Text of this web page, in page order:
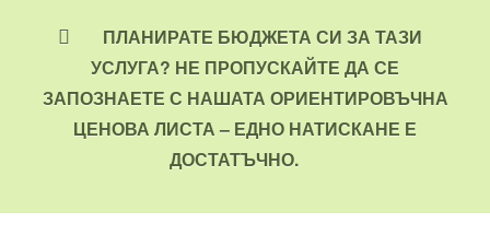
ПЛАНИРАТЕ БЮДЖЕТА СИ ЗА ТАЗИ
УСЛУГА? НЕ ПРОПУСКАЙТЕ ДА СЕ
ЗАПОЗНАЕТЕ С НАШАТА ОРИЕНТИРОВЪЧНА
ЦЕНОВА ЛИСТА – ЕДНО НАТИСКАНЕ Е
ДОСТАТЪЧНО.